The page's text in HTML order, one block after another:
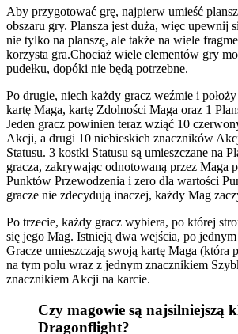
Aby przygotować grę, najpierw umieść
obszaru gry. Plansza jest duża, więc upewnij
nie tylko na planszę, ale także na wiele
korzysta gra.Chociaż wiele elementów gry
pudełku, dopóki nie będą potrzebne.
Po drugie, niech każdy gracz weźmie i
kartę Maga, kartę Zdolności Maga oraz 1
Jeden gracz powinien teraz wziąć 10
Akcji, a drugi 10 niebieskich znaczników
Statusu. 3 kostki Statusu są umieszczane na
gracza, zakrywając odnotowaną przez Maga
Punktów Przewodzenia i zero dla wartości
gracze nie zdecydują inaczej, każdy Mag
Po trzecie, każdy gracz wybiera, po której
się jego Mag. Istnieją dwa wejścia, po
Gracze umieszczają swoją kartę Maga (która
na tym polu wraz z jednym znacznikiem
znacznikiem Akcji na karcie.
Czy magowie są najsilniejszą
Dragonflight?